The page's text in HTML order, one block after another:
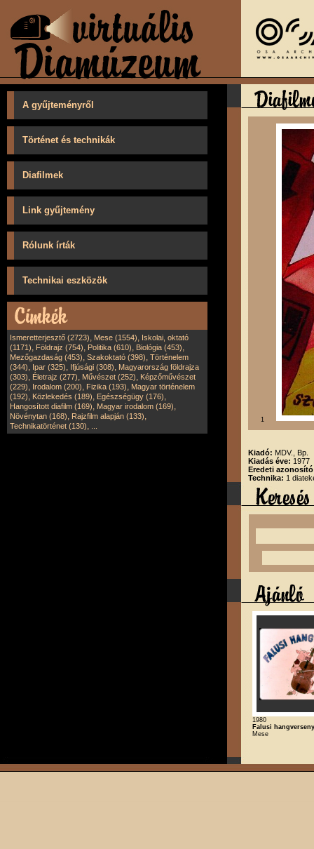
A gyűjteményről
Történet és technikák
Diafilmek
Link gyűjtemény
Rólunk írták
Technikai eszközök
Ismeretterjesztő (2723), Mese (1554), Iskolai, oktató
(1171), Földrajz (754), Politika (610), Biológia (453),
Mezőgazdaság (453), Szakoktató (398), Történelem
(344), Ipar (325), Ifjúsági (308), Magyarország földrajza
(303), Életrajz (277), Művészet (252), Képzőművészet
(229), Irodalom (200), Fizika (193), Magyar történelem
(192), Közlekedés (189), Egészségügy (176),
Hangosított diafilm (169), Magyar irodalom (169),
Növénytan (168), Rajzfilm alapján (133),
Technikatörténet (130),
1
Kiadó: MDV., Bp.
Kiadás éve: 1977
Eredeti
Technika: 1
1980
Falusi hangverseny
Mese